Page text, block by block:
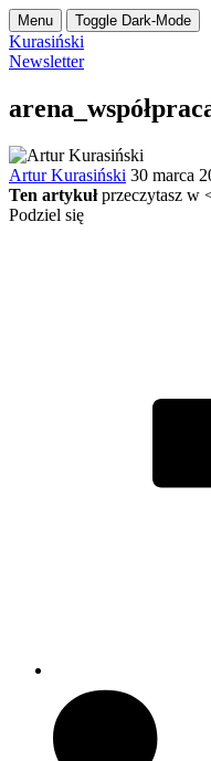
Menu Toggle Dark-Mode
Kurasiński
Newsletter
Artur Kurasiński 30 marca
Ten artykuł przeczytasz w
Podziel się